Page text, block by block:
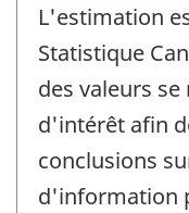
L'estimation
Statistique
des valeurs
d'intérêt afin
conclusions
d'information